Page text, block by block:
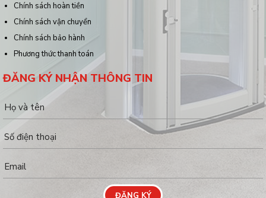
Chính sách hoàn tiền
Chính sách vận chuyển
Chính sách bảo hành
Phương thức thanh toán
ĐĂNG KÝ NHẬN THÔNG TIN